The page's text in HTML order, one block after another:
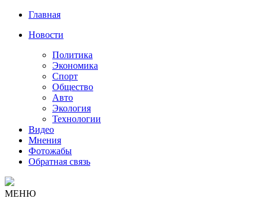
Главная
Новости
Политика
Экономика
Спорт
Общество
Авто
Экология
Технологии
Видео
Мнения
Фотожабы
Обратная связь
МЕНЮ